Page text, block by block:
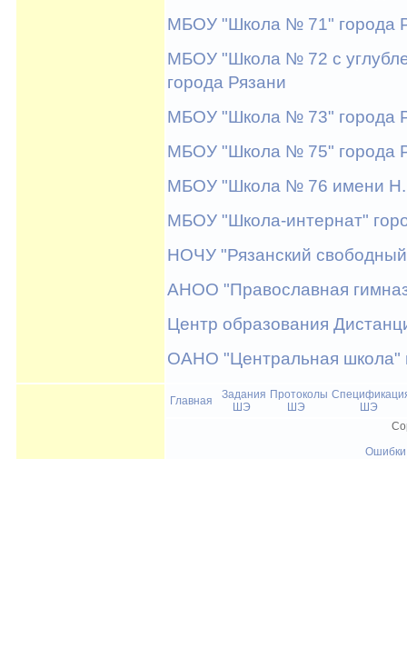
МБОУ "Школа № 71" города
МБОУ "Школа № 72 с
города Рязани
МБОУ "Школа № 73" города
МБОУ "Школа № 75" города
МБОУ "Школа № 76 имени
МБОУ "Школа-интернат"
НОЧУ "Рязанский
АНОО "Православная
Центр образования
ОАНО "Центральная школа"
Главная
Задания
ШЭ
Протоколы
ШЭ
ШЭ
Ошибки